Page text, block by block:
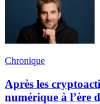
Chronique
Après les
numérique à l’ère